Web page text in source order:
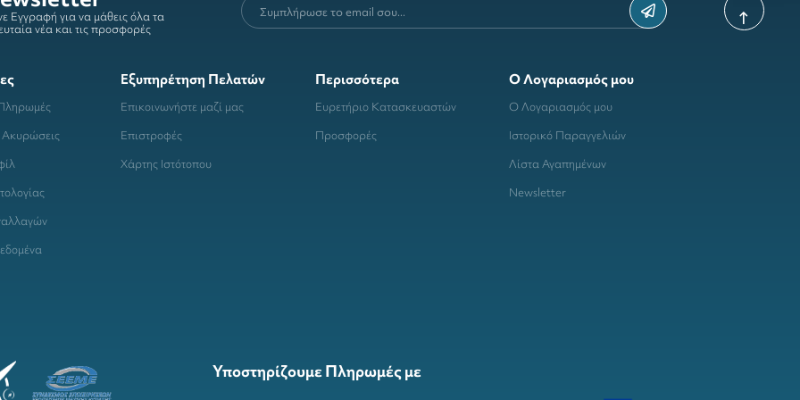
Εγγραφή για να μάθεις όλα τα
νέα και τις προσφορές
Ακυρώσεις
Εξυπηρέτηση Πελατών
Επικοινωνήστε μαζί μας
Επιστροφές
Χάρτης Ιστότοπου
Περισσότερα
Ευρετήριο Κατασκευαστών
Προσφορές
Ο Λογαριασμός μου
Ο Λογαριασμός μου
Ιστορικό Παραγγελιών
Λίστα Αγαπημένων
Newsletter
Υποστηρίζουμε Πληρωμές με